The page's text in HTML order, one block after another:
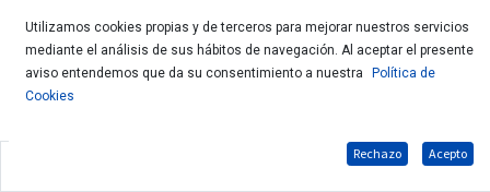
Utilizamos cookies propias y de terceros para mejorar nuestros servicios
mediante el análisis de sus hábitos de navegación. Al aceptar el presente
aviso entendemos que da su consentimiento a nuestra
Política de
Cookies
Rechazo Acepto